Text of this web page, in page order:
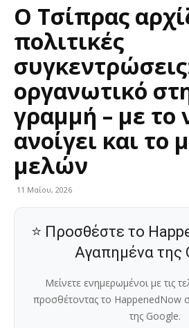
Ο Τσίπρας
πολιτικές
οργανωτικό
γραμμή – με το
ανοίγει και το
μελών
11 Μαΐου, 2026
⭐ Προσθέστε το
Αγαπημένα της
Μείνετε ενημερωμένοι με τις
προσθέτοντας το HappenedNow
της Google.